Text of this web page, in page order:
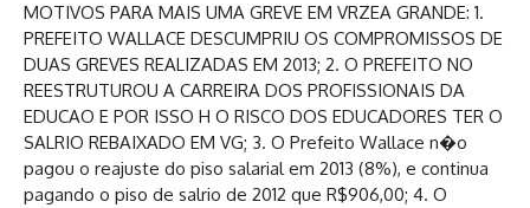
MOTIVOS PARA MAIS UMA GREVE EM VRZEA GRANDE: 1.
PREFEITO WALLACE DESCUMPRIU OS COMPROMISSOS DE
DUAS GREVES REALIZADAS EM 2013; 2. O PREFEITO NO
REESTRUTUROU A CARREIRA DOS PROFISSIONAIS DA
EDUCAO E POR ISSO H O RISCO DOS EDUCADORES TER O
SALRIO REBAIXADO EM VG; 3. O Prefeito Wallace n�o
pagou o reajuste do piso salarial em 2013 (8%), e continua
pagando o piso de salrio de 2012 que R$906,00; 4. O